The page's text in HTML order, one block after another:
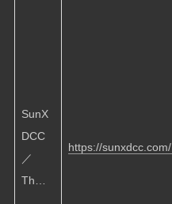
SunX
DCC
／
Th…
https://sunxdcc.com/